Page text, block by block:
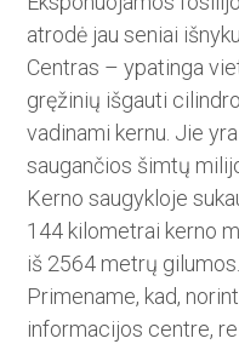
atrodė jau seniai
Centras – ypatinga
gręžinių išgauti
vadinami kernu. Jie
saugančios šimtų
Kerno saugykloje
144 kilometrai kerno
iš 2564 metrų gilumos.
Primename, kad,
informacijos centre,